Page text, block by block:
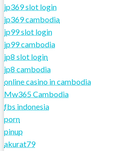
jp369 slot login
jp369 cambodia
jp99 slot login
jp99 cambodia
jp8 slot login
jp8 cambodia
online casino in cambodia
Mw365 Cambodia
fbs indonesia
porn
pinup
akurat79